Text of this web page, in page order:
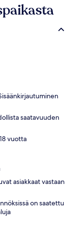
saatavuuden
vuotta
asiakkaat vastaan
on saatettu